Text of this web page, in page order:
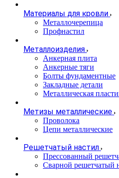
Материалы для кровли
Металлочерепица
Профнастил
Металлоизделия
Анкерная плита
Анкерные тяги
Болты фундаментные
Закладные детали
Металлическая
Метизы металлические
Проволока
Цепи металлические
Решетчатый настил
Прессованный
Сварной решетчатый